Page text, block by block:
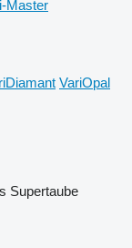
Master
VariOpal
Supertaube